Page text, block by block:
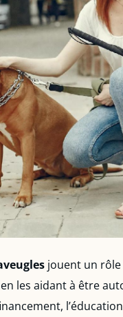
jouent un
les aidant à être